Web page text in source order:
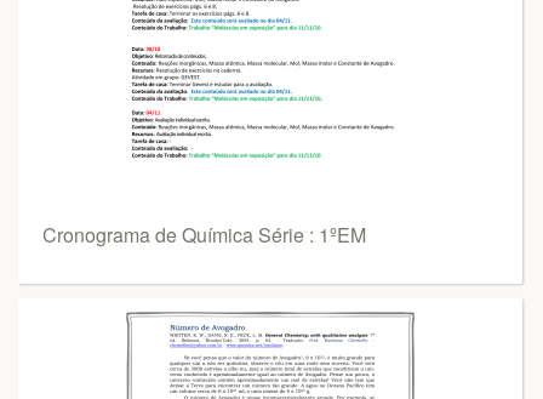
Cronograma de Química Série : 1ºEM